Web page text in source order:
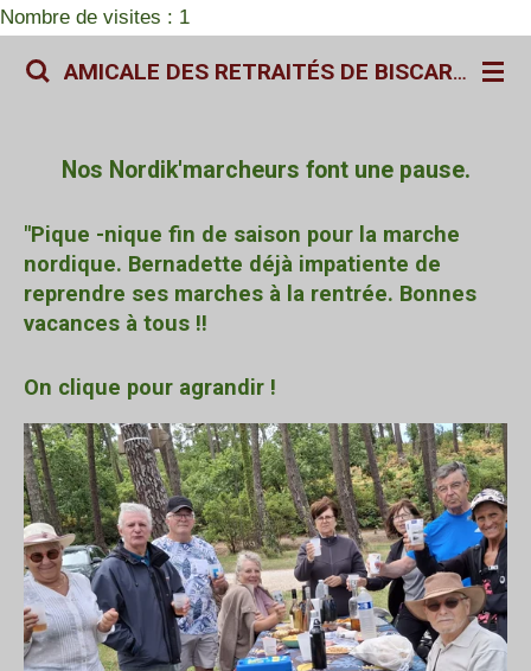
Nombre de visites : 1
Passer
au
AMICALE DES RETRAITÉS DE BISCARROSSE
Nos Nordik'marcheurs font une pause.
"Pique -nique fin de saison pour la marche
nordique. Bernadette déjà impatiente de
reprendre ses marches à la rentrée. Bonnes
vacances à tous !!
On clique pour agrandir !